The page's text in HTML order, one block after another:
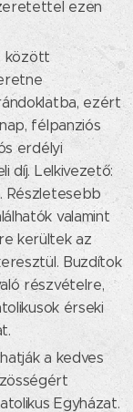
ezen
között
ezért
félpanziós
erdélyi
díj. Lelkivezető:
Részletesebb
valamint
kerültek az
Buzdítok
részvételre,
érseki
a kedves
Egyházat.